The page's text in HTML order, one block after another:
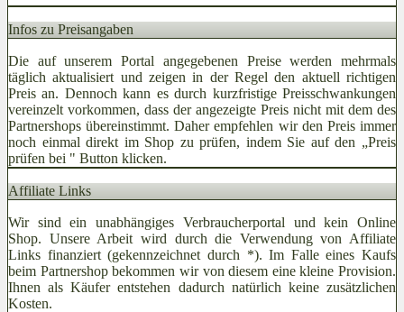
Infos zu Preisangaben
Die auf unserem Portal angegebenen Preise werden mehrmals
täglich aktualisiert und zeigen in der Regel den aktuell richtigen
Preis an. Dennoch kann es durch kurzfristige Preisschwankungen
vereinzelt vorkommen, dass der angezeigte Preis nicht mit dem des
Partnershops übereinstimmt. Daher empfehlen wir den Preis immer
noch einmal direkt im Shop zu prüfen, indem Sie auf den „Preis
prüfen bei " Button klicken.
Affiliate Links
Wir sind ein unabhängiges Verbraucherportal und kein Online
Shop. Unsere Arbeit wird durch die Verwendung von Affiliate
Links finanziert (gekennzeichnet durch *). Im Falle eines Kaufs
beim Partnershop bekommen wir von diesem eine kleine Provision.
Ihnen als Käufer entstehen dadurch natürlich keine zusätzlichen
Kosten.